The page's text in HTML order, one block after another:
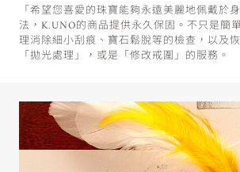
「希望您喜愛的珠寶能夠永遠美麗地佩戴於
法，K.UNO的商品提供永久保固。不只是簡
理消除細小刮痕、寶石鬆脫等的檢查，以及
「拋光處理」，或是「修改戒圍」的服務。